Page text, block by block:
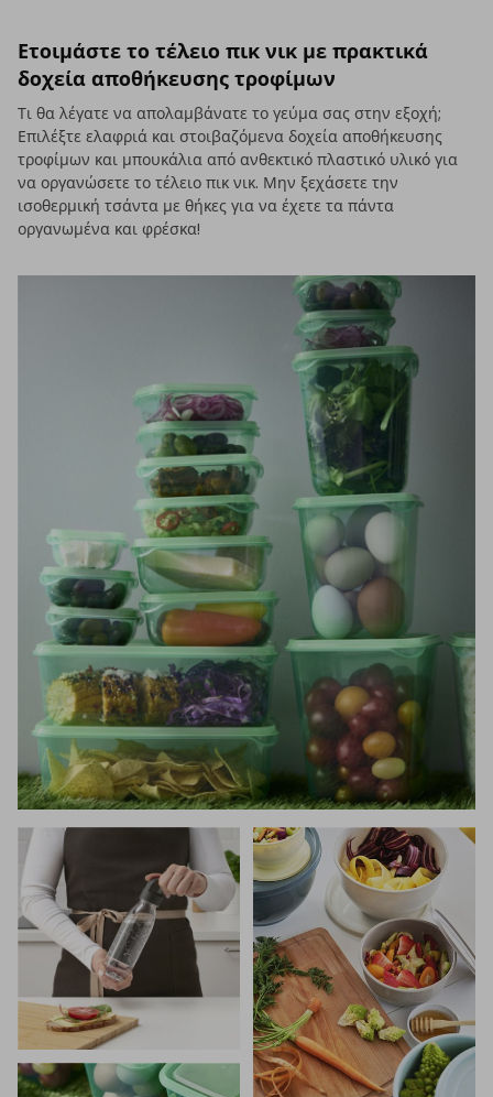
Ετοιμάστε το τέλειο πικ νικ με πρακτικά
δοχεία αποθήκευσης τροφίμων
Τι θα λέγατε να απολαμβάνατε το γεύμα σας στην εξοχή;
Επιλέξτε ελαφριά και στοιβαζόμενα δοχεία αποθήκευσης
τροφίμων και μπουκάλια από ανθεκτικό πλαστικό υλικό για
να οργανώσετε το τέλειο πικ νικ. Μην ξεχάσετε την
ισοθερμική τσάντα με θήκες για να έχετε τα πάντα
οργανωμένα και φρέσκα!